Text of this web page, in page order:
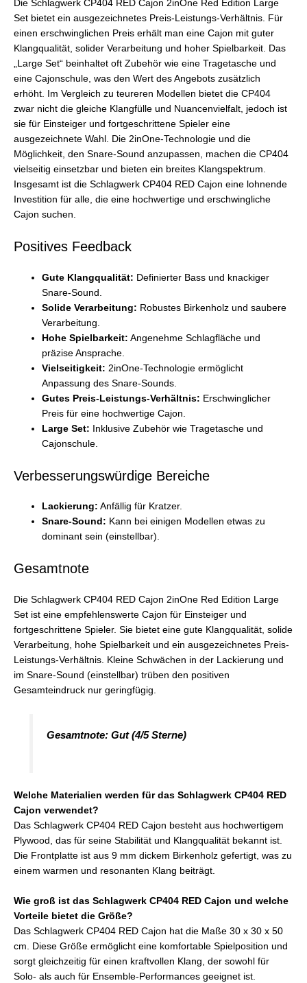
Die Schlagwerk CP404 RED Cajon 2inOne Red Edition Large
Set bietet ein ausgezeichnetes Preis-Leistungs-Verhältnis. Für
einen erschwinglichen Preis erhält man eine Cajon mit guter
Klangqualität, solider Verarbeitung und hoher Spielbarkeit. Das
„Large Set“ beinhaltet oft Zubehör wie eine Tragetasche und
eine Cajonschule, was den Wert des Angebots zusätzlich
erhöht. Im Vergleich zu teureren Modellen bietet die CP404
zwar nicht die gleiche Klangfülle und Nuancenvielfalt, jedoch ist
sie für Einsteiger und fortgeschrittene Spieler eine
ausgezeichnete Wahl. Die 2inOne-Technologie und die
Möglichkeit, den Snare-Sound anzupassen, machen die CP404
vielseitig einsetzbar und bieten ein breites Klangspektrum.
Insgesamt ist die Schlagwerk CP404 RED Cajon eine lohnende
Investition für alle, die eine hochwertige und erschwingliche
Cajon suchen.
Positives Feedback
Gute Klangqualität: Definierter Bass und knackiger
Snare-Sound.
Solide Verarbeitung: Robustes Birkenholz und saubere
Verarbeitung.
Hohe Spielbarkeit: Angenehme Schlagfläche und
präzise Ansprache.
Vielseitigkeit: 2inOne-Technologie ermöglicht
Anpassung des Snare-Sounds.
Gutes Preis-Leistungs-Verhältnis: Erschwinglicher
Preis für eine hochwertige Cajon.
Large Set: Inklusive Zubehör wie Tragetasche und
Cajonschule.
Verbesserungswürdige Bereiche
Lackierung: Anfällig für Kratzer.
Snare-Sound: Kann bei einigen Modellen etwas zu
dominant sein (einstellbar).
Gesamtnote
Die Schlagwerk CP404 RED Cajon 2inOne Red Edition Large
Set ist eine empfehlenswerte Cajon für Einsteiger und
fortgeschrittene Spieler. Sie bietet eine gute Klangqualität, solide
Verarbeitung, hohe Spielbarkeit und ein ausgezeichnetes Preis-
Leistungs-Verhältnis. Kleine Schwächen in der Lackierung und
im Snare-Sound (einstellbar) trüben den positiven
Gesamteindruck nur geringfügig.
Gesamtnote: Gut (4/5 Sterne)
Welche Materialien werden für das Schlagwerk CP404 RED
Cajon verwendet?
Das Schlagwerk CP404 RED Cajon besteht aus hochwertigem
Plywood, das für seine Stabilität und Klangqualität bekannt ist.
Die Frontplatte ist aus 9 mm dickem Birkenholz gefertigt, was zu
einem warmen und resonanten Klang beiträgt.
Wie groß ist das Schlagwerk CP404 RED Cajon und welche
Vorteile bietet die Größe?
Das Schlagwerk CP404 RED Cajon hat die Maße 30 x 30 x 50
cm. Diese Größe ermöglicht eine komfortable Spielposition und
sorgt gleichzeitig für einen kraftvollen Klang, der sowohl für
Solo- als auch für Ensemble-Performances geeignet ist.